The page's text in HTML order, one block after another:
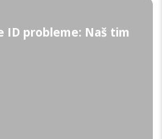
ID probleme: Naš tim